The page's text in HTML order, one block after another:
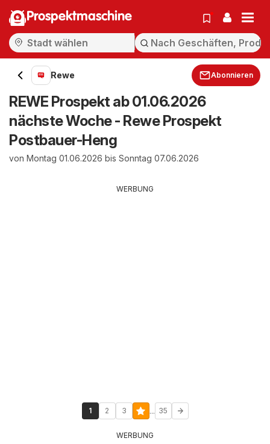
Prospektmaschine
Rewe Abonnieren
REWE Prospekt ab 01.06.2026
nächste Woche - Rewe Prospekt
Postbauer-Heng
von Montag 01.06.2026 bis Sonntag 07.06.2026
WERBUNG
1 2 3 ... 35
WERBUNG